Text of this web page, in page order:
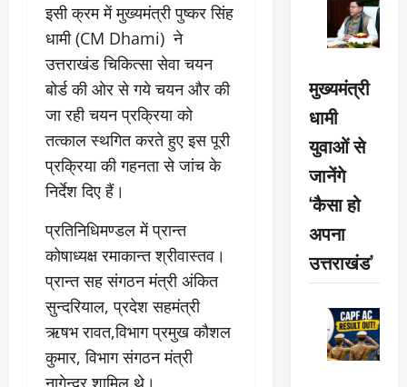
इसी क्रम में मुख्यमंत्री पुष्कर सिंह
धामी (CM Dhami) ने
उत्तराखंड चिकित्सा सेवा चयन
बोर्ड की ओर से गये चयन और की
जा रही चयन प्रक्रिया को
तत्काल स्थगित करते हुए इस पूरी
प्रक्रिया की गहनता से जांच के
निर्देश दिए हैं।
प्रतिनिधिमण्डल में प्रान्त
कोषाध्यक्ष रमाकान्त श्रीवास्तव।
प्रान्त सह संगठन मंत्री अंकित
सुन्दरियाल, प्रदेश सहमंत्री
ऋषभ रावत,विभाग प्रमुख कौशल
कुमार, विभाग संगठन मंत्री
नागेन्द्र शामिल थे।
मुख्यमंत्री
धामी
युवाओं से
जानेंगे
‘कैसा हो
अपना
उत्तराखंड’